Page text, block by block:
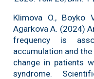
Klimova O., Boyko
Agarkova A. (2024)
frequency is
accumulation and
change in patients
syndrome.